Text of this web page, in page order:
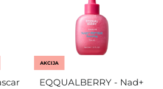
AKCIJA
EQQUALBERRY - Nad+